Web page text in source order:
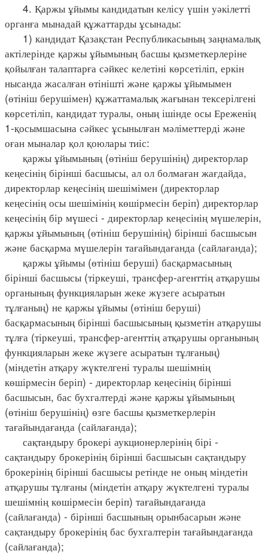
4. Қаржы ұйымы кандидатын келісу үшін уәкілетті
органға мынадай құжаттарды ұсынады:
1) кандидат Қазақстан Республикасының заңнамалық
актілерінде қаржы ұйымының басшы қызметкерлеріне
қойылған талаптарға сәйкес келетіні көрсетіліп, еркін
нысанда жасалған өтінішті және қаржы ұйымымен
(өтініш берушімен) құжаттамалық жағынан тексерілгені
көрсетіліп, кандидат туралы, оның ішінде осы Ереженің
1-қосымшасына сәйкес ұсынылған мәліметтерді және
оған мыналар қол қоюлары тиіс:
қаржы ұйымының (өтініш берушінің) директорлар
кеңесінің бірінші басшысы, ал ол болмаған жағдайда,
директорлар кеңесінің шешімімен (директорлар
кеңесінің осы шешімінің көшірмесін беріп) директорлар
кеңесінің бір мүшесі - директорлар кеңесінің мүшелерін,
қаржы ұйымының (өтініш берушінің) бірінші басшысын
және басқарма мүшелерін тағайындағанда (сайлағанда);
қаржы ұйымы (өтініш беруші) басқармасының
бірінші басшысы (тіркеуші, трансфер-агенттің атқарушы
органының функцияларын жеке жүзеге асыратын
тұлғаның) не қаржы ұйымы (өтініш беруші)
басқармасының бірінші басшысының қызметін атқарушы
тұлға (тіркеуші, трансфер-агенттің атқарушы органының
функцияларын жеке жүзеге асыратын тұлғаның)
(міндетін атқару жүктелгені туралы шешімнің
көшірмесін беріп) - директорлар кеңесінің бірінші
басшысын, бас бухгалтерді және қаржы ұйымының
(өтініш берушінің) өзге басшы қызметкерлерін
тағайындағанда (сайлағанда);
сақтандыру брокері аукционерлерінің бірі -
сақтандыру брокерінің бірінші басшысын сақтандыру
брокерінің бірінші басшысы ретінде не оның міндетін
атқарушы тұлғаны (міндетін атқару жүктелгені туралы
шешімнің көшірмесін беріп) тағайындағанда
(сайлағанда) - бірінші басшының орынбасарын және
сақтандыру брокерінің бас бухгалтерін тағайындағанда
(сайлағанда);